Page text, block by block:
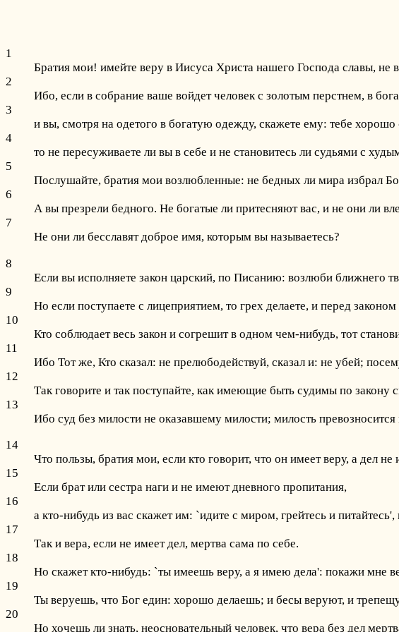
1
Братия мои! имейте веру в Иисуса Христа нашего Господа славы, не
2
Ибо, если в собрание ваше войдет человек с золотым перстнем, в
3
и вы, смотря на одетого в богатую одежду, скажете ему: тебе
4
то не пересуживаете ли вы в себе и не становитесь ли судьями с
5
Послушайте, братия мои возлюбленные: не бедных ли мира избрал
6
А вы презрели бедного. Не богатые ли притесняют вас, и не они ли
7
Не они ли бесславят доброе имя, которым вы называетесь?
8
Если вы исполняете закон царский, по Писанию: возлюби ближнего
9
Но если поступаете с лицеприятием, то грех делаете, и перед
10
Кто соблюдает весь закон и согрешит в одном чем-нибудь, тот
11
Ибо Тот же, Кто сказал: не прелюбодействуй, сказал и: не убей;
12
Так говорите и так поступайте, как имеющие быть судимы по закону
13
Ибо суд без милости не оказавшему милости; милость
14
Что пользы, братия мои, если кто говорит, что он имеет веру, а дел не
15
Если брат или сестра наги и не имеют дневного пропитания,
16
а кто-нибудь из вас скажет им: `идите с миром, грейтесь и
17
Так и вера, если не имеет дел, мертва сама по себе.
18
Но скажет кто-нибудь: `ты имеешь веру, а я имею дела': покажи мне
19
Ты веруешь, что Бог един: хорошо делаешь; и бесы веруют, и
20
Но хочешь ли знать, неосновательный человек, что вера без дел